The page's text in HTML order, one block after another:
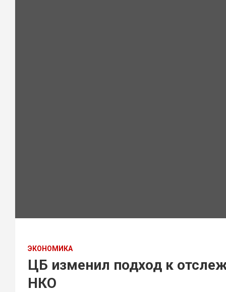
ЭКОНОМИКА
ЦБ изменил подход к
НКО